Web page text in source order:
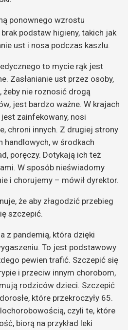
ponownego wzrostu
podstaw higieny, takich jak
ust i nosa podczas kaszlu.
to mycie rąk jest
Zasłanianie ust przez osoby,
żeby nie roznosić drogą
jest bardzo ważne. W krajach
zainfekowany, nosi
chroni innych. Z drugiej strony
handlowych, w środkach
poręczy. Dotykają ich też
W sposób nieświadomy
i chorujemy – mówił dyrektor.
że aby złagodzić przebieg
szczepić.
z pandemią, która dzięki
To jest podstawowy
pewien trafić. Szczepić się
i przeciw innym chorobom,
rodziców dzieci. Szczepić
które przekroczyły 65.
czyli te, które
biorą na przykład leki